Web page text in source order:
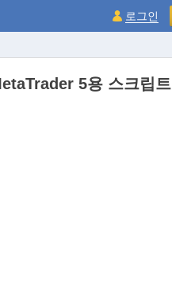
로그인
5용 스크립트